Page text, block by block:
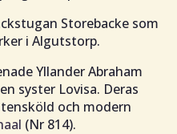
Storebacke som
i Algutstorp.
Yllander Abraham
syster Lovisa. Deras
och modern
(Nr 814).